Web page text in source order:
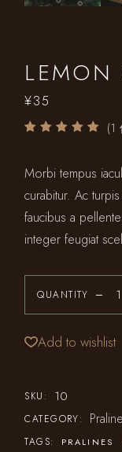
LEMON
¥35
(1
Morbi tempus
curabitur. Ac
faucibus a
integer feugiat
QUANTITY
Add to wishlist
SKU: 10
CATEGORY:
TAGS: PRALINES